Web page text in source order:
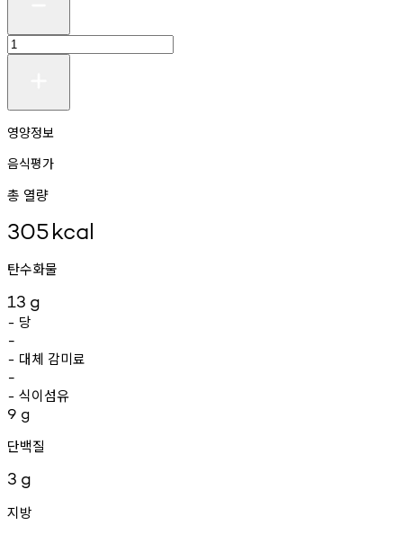
영양정보
음식평가
총 열량
305kcal
탄수화물
13 g
- 당
-
- 대체 감미료
-
- 식이섬유
9 g
단백질
3 g
지방